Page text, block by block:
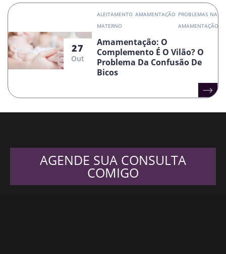
27
Out
ALEITAMENTO
MATERNO
AMAMENTAÇÃO PROBLEMAS NA
AMAMENTAÇÃO
Amamentação: O
Complemento É O Vilão? O
Problema Da Confusão De
Bicos
AGENDE SUA CONSULTA
COMIGO